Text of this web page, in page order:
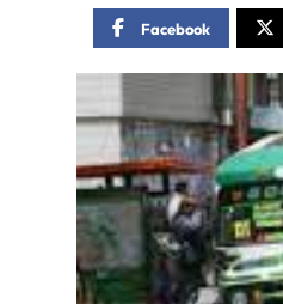
Facebook